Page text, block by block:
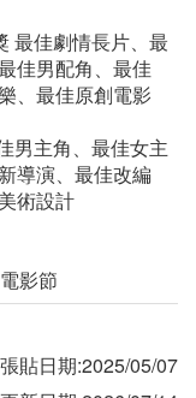
最佳劇情長片、最
佳男配角、最佳
、最佳原創電影
男主角、最佳女主
導演、最佳改編
術設計
影節
張貼日期:2025/05/07